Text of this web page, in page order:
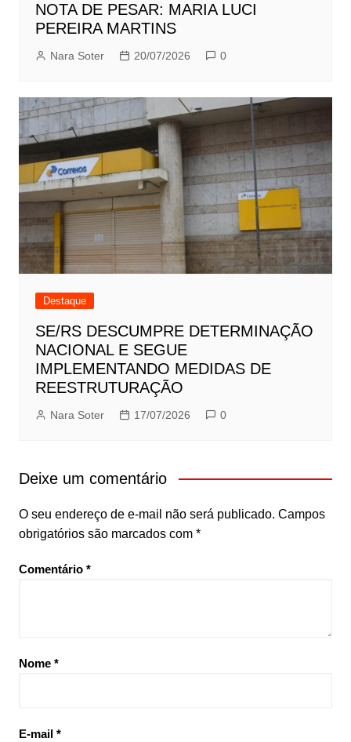
NOTA DE PESAR: MARIA LUCI
PEREIRA MARTINS
Nara Soter 20/07/2026 0
Destaque
SE/RS DESCUMPRE DETERMINAÇÃO
NACIONAL E SEGUE
IMPLEMENTANDO MEDIDAS DE
REESTRUTURAÇÃO
Nara Soter 17/07/2026 0
Deixe um comentário
O seu endereço de e-mail não será publicado. Campos
obrigatórios são marcados com *
Comentário *
Nome *
E-mail *